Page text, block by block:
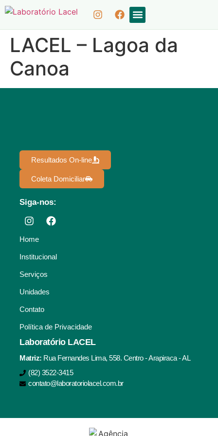
LACEL – Lagoa da
Canoa
Resultados On-line
Coleta Domiciliar
Siga-nos:
Home
Institucional
Serviços
Unidades
Contato
Política de Privacidade
Laboratório LACEL
Matriz: Rua Fernandes Lima, 558. Centro - Arapiraca - AL
(82) 3522-3415
contato@laboratoriolacel.com.br